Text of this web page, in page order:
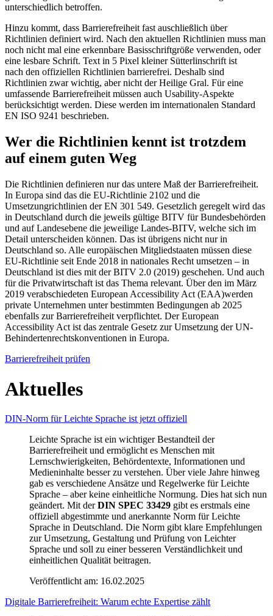
unterschiedlich betroffen.
Hinzu kommt, dass Barrierefreiheit fast auschließlich über
Richtlinien definiert wird. Nach den aktuellen Richtlinien muss man
noch nicht mal eine erkennbare Basisschriftgröße verwenden, oder
eine lesbare Schrift. Text in 5 Pixel kleiner Sütterlinschrift ist
nach den offiziellen Richtlinien barrierefrei. Deshalb sind
Richtlinien zwar wichtig, aber nicht der Heilige Gral. Für eine
umfassende Barrierefreiheit müssen auch Usability-Aspekte
berücksichtigt werden. Diese werden im internationalen Standard
EN ISO 9241 beschrieben.
Wer die Richtlinien kennt ist trotzdem
auf einem guten Weg
Die Richtlinien definieren nur das untere Maß der Barrierefreiheit.
In Europa sind das die EU-Richtlinie 2102 und die
Umsetzungrichtlinien der EN 301 549. Gesetzlich geregelt wird das
in Deutschland durch die jeweils gültige BITV für Bundesbehörden
und auf Landesebene die jeweilige Landes-BITV, welche sich im
Detail unterscheiden können. Das ist übrigens nicht nur in
Deutschland so. Alle europäischen Mitgliedstaaten müssen diese
EU-Richtlinie seit Ende 2018 in nationales Recht umsetzen – in
Deutschland ist dies mit der BITV 2.0 (2019) geschehen. Und auch
für die Privatwirtschaft ist das Thema relevant. Über den im März
2019 verabschiedeten European Accessibility Act (EAA)werden
private Unternehmen unter bestimmten Bedingungen ab 2025
ebenfalls zur Barrierefreiheit verpflichtet. Der European
Accessibility Act ist das zentrale Gesetz zur Umsetzung der UN-
Behindertenrechtskonventionen in Europa.
Barrierefreiheit prüfen
Aktuelles
DIN-Norm für Leichte Sprache ist jetzt offiziell
Leichte Sprache ist ein wichtiger Bestandteil der
Barrierefreiheit und ermöglicht es Menschen mit
Lernschwierigkeiten, Behördentexte, Informationen und
Medieninhalte besser zu verstehen. Über viele Jahre hinweg
gab es verschiedene Ansätze und Regelwerke für Leichte
Sprache – aber keine einheitliche Normung. Dies hat sich nun
geändert. Mit derDIN SPEC 33429 gibt es erstmals eine
offiziell abgestimmte und anerkannte Norm für Leichte
Sprache in Deutschland. Die Norm gibt klare Empfehlungen
zur Umsetzung, Gestaltung und Prüfung von Leichter
Sprache und soll zu einer besseren Verständlichkeit und
einheitlichen Qualität beitragen.
Veröffentlicht am: 16.02.2025
Digitale Barrierefreiheit: Warum echte Expertise zählt